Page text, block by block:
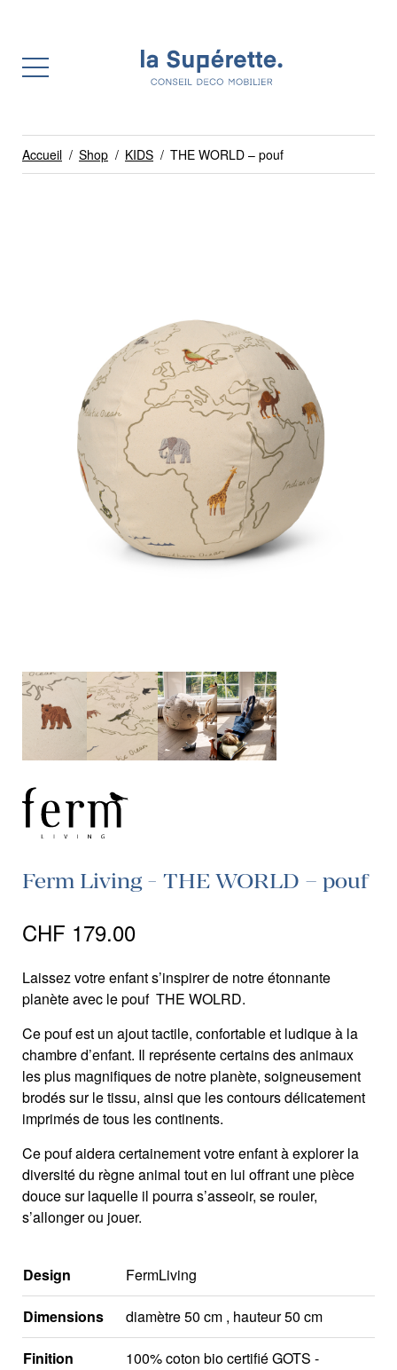
Accueil / Shop / KIDS / THE WORLD – pouf
Ferm Living - THE WORLD – pouf
CHF 179.00
Laissez votre enfant s’inspirer de notre étonnante
planète avec le pouf THE WOLRD.
Ce pouf est un ajout tactile, confortable et ludique à la
chambre d’enfant. Il représente certains des animaux
les plus magnifiques de notre planète, soigneusement
brodés sur le tissu, ainsi que les contours délicatement
imprimés de tous les continents.
Ce pouf aidera certainement votre enfant à explorer la
diversité du règne animal tout en lui offrant une pièce
douce sur laquelle il pourra s’asseoir, se rouler,
s’allonger ou jouer.
Design FermLiving
Dimensions diamètre 50 cm , hauteur 50 cm
Finition
100% coton bio certifié GOTS -